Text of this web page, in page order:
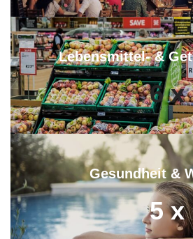
Lebensmittel- &
6 x
Gesundheit &
5 x